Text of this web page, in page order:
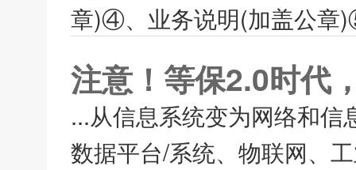
章)④、业务说明(加盖公章
注意！等保2.0时代
...从信息系统变为网络和
数据平台/系统、物联网、